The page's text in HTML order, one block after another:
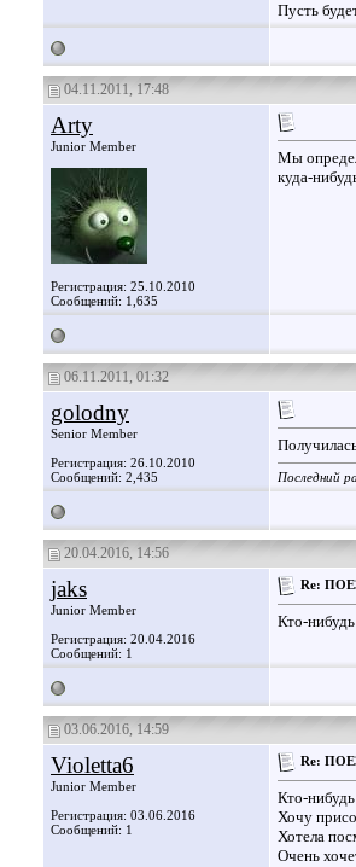
Пусть
04.11.2011, 17:48
Arty
Junior Member
Регистрация: 25.10.2010
Сообщений: 1,635
Мы
куда-
06.11.2011, 01:32
golodny
Senior Member
Регистрация: 26.10.2010
Сообщений: 2,435
Последний
20.04.2016, 14:56
jaks
Junior Member
Регистрация: 20.04.2016
Сообщений: 1
Re:
Кто-
03.06.2016, 14:59
Violetta6
Junior Member
Регистрация: 03.06.2016
Сообщений: 1
Re:
Кто-
Хочу
Хотела
Очень